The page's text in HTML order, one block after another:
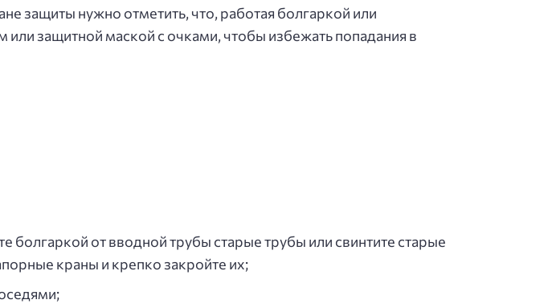
защиты нужно отметить, что, работая болгаркой или
защитной маской с очками, чтобы избежать попадания в
от вводной трубы старые трубы или свинтите старые
краны и крепко закройте их;